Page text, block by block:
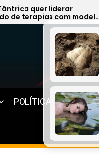
EDITAL
POLÍTICA